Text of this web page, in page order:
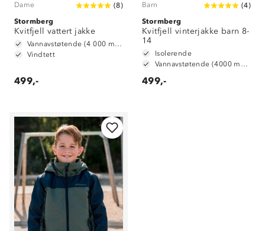
Dame (8)
Stormberg
Kvitfjell vattert jakke
Vannavstøtende (4 000 mm vannsøyle)
Vindtett
499,-
Barn (4)
Stormberg
Kvitfjell vinterjakke barn 8-
14
Isolerende
Vannavstøtende (4000 mm vannsøyle)
499,-